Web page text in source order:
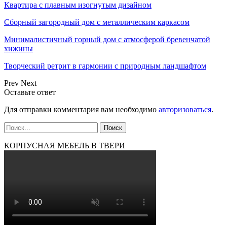
Квартира с плавным изогнутым дизайном
Сборный загородный дом с металлическим каркасом
Минималистичный горный дом с атмосферой бревенчатой
хижины
Творческий ретрит в гармонии с природным ландшафтом
Prev Next
Оставьте ответ
Для отправки комментария вам необходимо авторизоваться.
КОРПУСНАЯ МЕБЕЛЬ В ТВЕРИ